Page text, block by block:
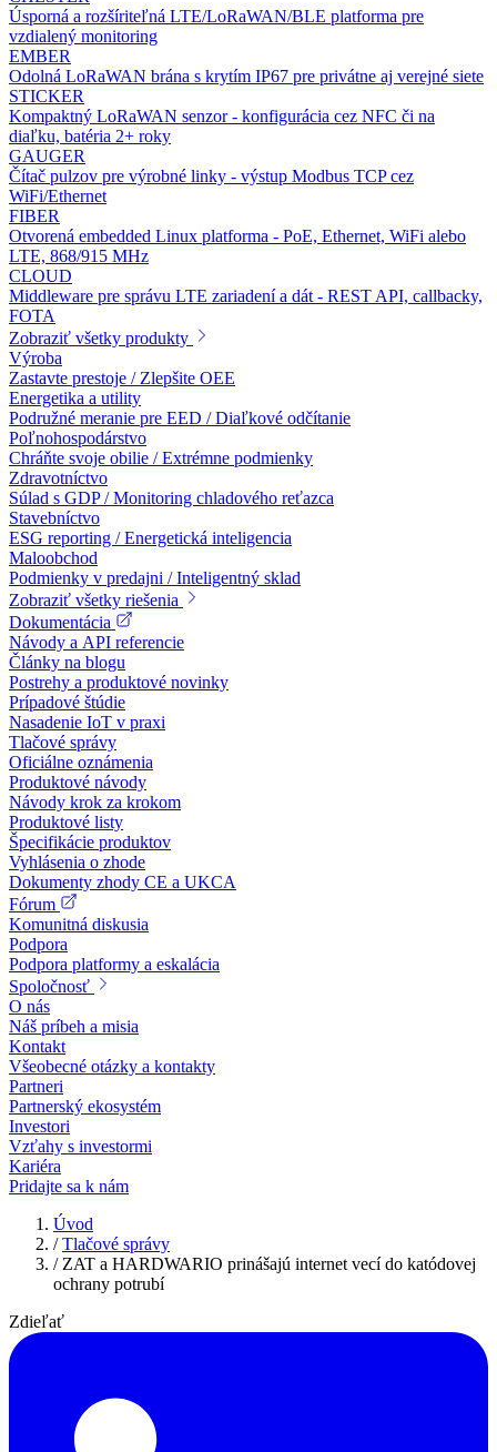
Úsporná a rozšíriteľná LTE/LoRaWAN/BLE platforma pre
vzdialený monitoring
EMBER
Odolná LoRaWAN brána s krytím IP67 pre privátne aj verejné siete
STICKER
Kompaktný LoRaWAN senzor - konfigurácia cez NFC či na
diaľku, batéria 2+ roky
GAUGER
Čítač pulzov pre výrobné linky - výstup Modbus TCP cez
WiFi/Ethernet
FIBER
Otvorená embedded Linux platforma - PoE, Ethernet, WiFi alebo
LTE, 868/915 MHz
CLOUD
Middleware pre správu LTE zariadení a dát - REST API, callbacky,
FOTA
Zobraziť všetky produkty
Výroba
Zastavte prestoje / Zlepšite OEE
Energetika a utility
Podružné meranie pre EED / Diaľkové odčítanie
Poľnohospodárstvo
Chráňte svoje obilie / Extrémne podmienky
Zdravotníctvo
Súlad s GDP / Monitoring chladového reťazca
Stavebníctvo
ESG reporting / Energetická inteligencia
Maloobchod
Podmienky v predajni / Inteligentný sklad
Zobraziť všetky riešenia
Dokumentácia
Návody a API referencie
Články na blogu
Postrehy a produktové novinky
Prípadové štúdie
Nasadenie IoT v praxi
Tlačové správy
Oficiálne oznámenia
Produktové návody
Návody krok za krokom
Produktové listy
Špecifikácie produktov
Vyhlásenia o zhode
Dokumenty zhody CE a UKCA
Fórum
Komunitná diskusia
Podpora
Podpora platformy a eskalácia
Spoločnosť
O nás
Náš príbeh a misia
Kontakt
Všeobecné otázky a kontakty
Partneri
Partnerský ekosystém
Investori
Vzťahy s investormi
Kariéra
Pridajte sa k nám
Úvod
/ Tlačové správy
/ ZAT a HARDWARIO prinášajú internet vecí do katódovej
ochrany potrubí
Zdieľať